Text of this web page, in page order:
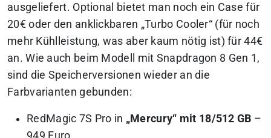
ausgeliefert. Optional bietet man noch ein Case für
20€ oder den anklickbaren „Turbo Cooler“ (für noch
mehr Kühlleistung, was aber kaum nötig ist) für 44€
an. Wie auch beim Modell mit Snapdragon 8 Gen 1,
sind die Speicherversionen wieder an die
Farbvarianten gebunden:
RedMagic 7S Pro in „Mercury“ mit 18/512 GB –